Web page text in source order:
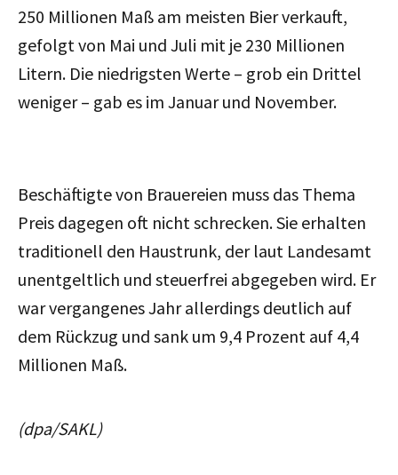
250 Millionen Maß am meisten Bier verkauft,
gefolgt von Mai und Juli mit je 230 Millionen
Litern. Die niedrigsten Werte – grob ein Drittel
weniger – gab es im Januar und November.
Beschäftigte von Brauereien muss das Thema
Preis dagegen oft nicht schrecken. Sie erhalten
traditionell den Haustrunk, der laut Landesamt
unentgeltlich und steuerfrei abgegeben wird. Er
war vergangenes Jahr allerdings deutlich auf
dem Rückzug und sank um 9,4 Prozent auf 4,4
Millionen Maß.
(dpa/SAKL)